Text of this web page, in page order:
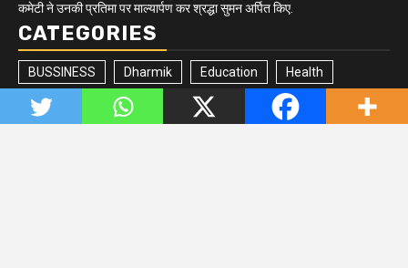
कमेटी ने उनकी प्रतिमा पर माल्यार्पण कर श्रद्धा सुमन अर्पित किए.
CATEGORIES
BUSSINESS Dharmik Education Health
Jharkhand/Bihar Matrimonial Minority